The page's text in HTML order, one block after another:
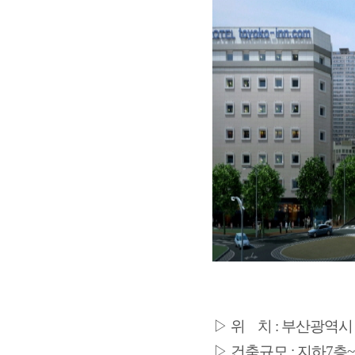
▷ 위 치 : 부산광역시
▷ 건축규모 : 지하7층